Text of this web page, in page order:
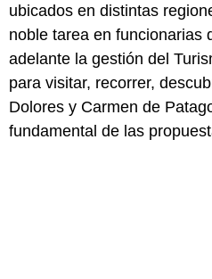
ubicados en distintas
noble tarea en funcionarias
adelante la gestión del
para visitar, recorrer,
Dolores y Carmen de
fundamental de las